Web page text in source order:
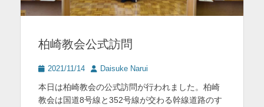
コ
柏崎教会公式訪問
投
日
2021/11/14
投
者
Daisuke Narui
本日は柏崎教会の公式訪問が行われました。柏崎
教会は国道8号線と352号線が交わる幹線道路のす